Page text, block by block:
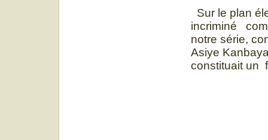
Sur le plan
incriminé
notre série,
Asiye
constituait un